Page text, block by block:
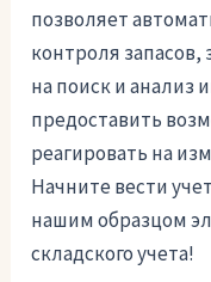
позволяет
контроля
на поиск и анализ
предоставить
реагировать на
Начните вести
нашим образцом
складского учета!